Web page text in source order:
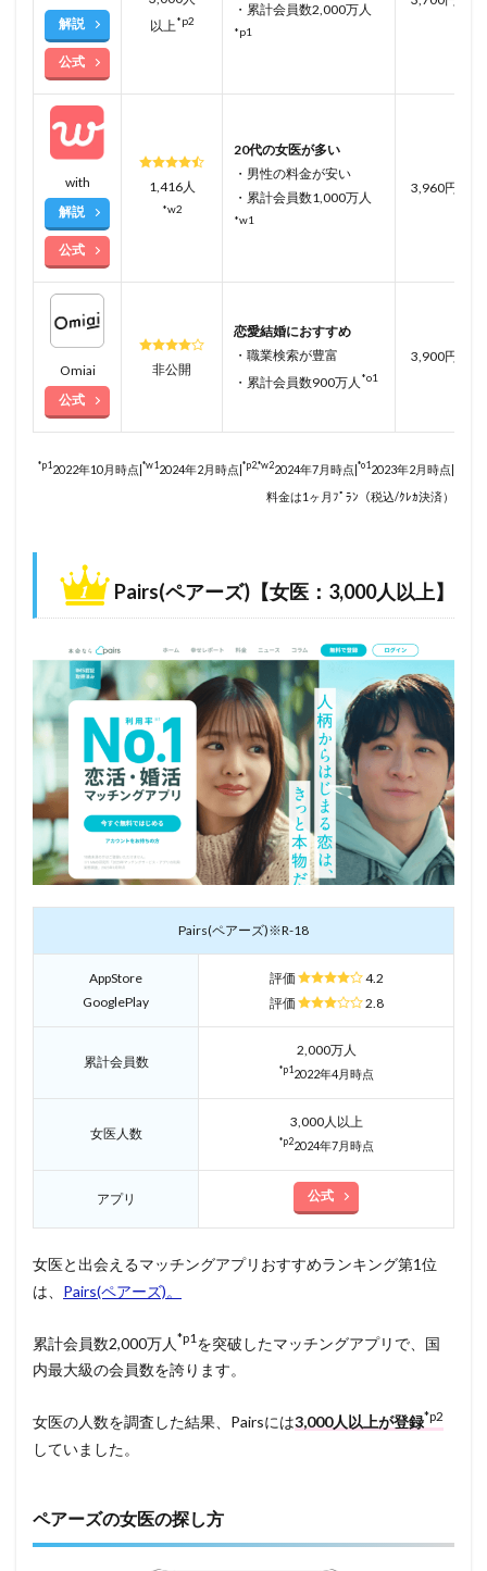
解説
公式
以上*p2
・累計会員数2,000万人
*p1
with
解説
公式
1,416人
*w2
20代の女医が多い
・男性の料金が安い
・累計会員数1,000万人
*w1
3,960円
Omiai
公式
非公開
恋愛結婚におすすめ
・職業検索が豊富
・累計会員数900万人 *o1
3,900円
*p12022年10月時点| *w12024年2月時点| *p2,*w22024年7月時点| *o12023年2月時点|
料金は1ヶ月ﾌﾟﾗﾝ（税込/ｸﾚｶ決済）
Pairs(ペアーズ)【女医：3,000人以上】
Pairs(ペアーズ)※R-18
AppStore
GooglePlay
評価
4.2
評価
2.8
累計会員数
2,000万人
*p12022年4月時点
女医人数
3,000人以上
*p22024年7月時点
アプリ 公式
女医と出会えるマッチングアプリおすすめランキング第1位
は、 Pairs(ペアーズ)。
累計会員数2,000万人 *p1 を突破したマッチングアプリで、国
内最大級の会員数を誇ります。
女医の人数を調査した結果、Pairsには3,000人以上が登録*p2
していました。
ペアーズの女医の探し方